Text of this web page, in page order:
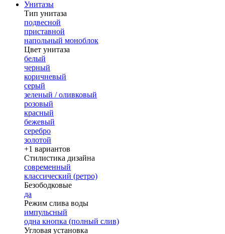
Унитазы
Тип унитаза
подвесной
приставной
напольный моноблок
Цвет унитаза
белый
черный
коричневый
серый
зеленый / оливковый
розовый
красный
бежевый
серебро
золотой
+1 вариантов
Стилистика дизайна
современный
классический (ретро)
Безободковые
да
Режим слива воды
импульсный
одна кнопка (полный слив)
Угловая установка